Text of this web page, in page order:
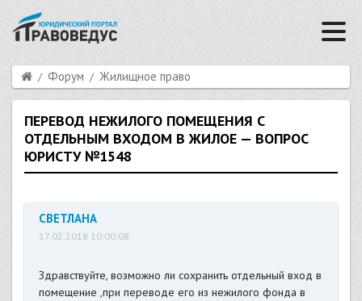
Форум Жилищное право
ПЕРЕВОД НЕЖИЛОГО ПОМЕЩЕНИЯ С
ОТДЕЛЬНЫМ ВХОДОМ В ЖИЛОЕ — ВОПРОС
ЮРИСТУ №1548
СВЕТЛАНА
17.02.2018 10:00:08
Здравствуйте, возможно ли сохранить отдельный вход в
помещение ,при переводе его из нежилого фонда в